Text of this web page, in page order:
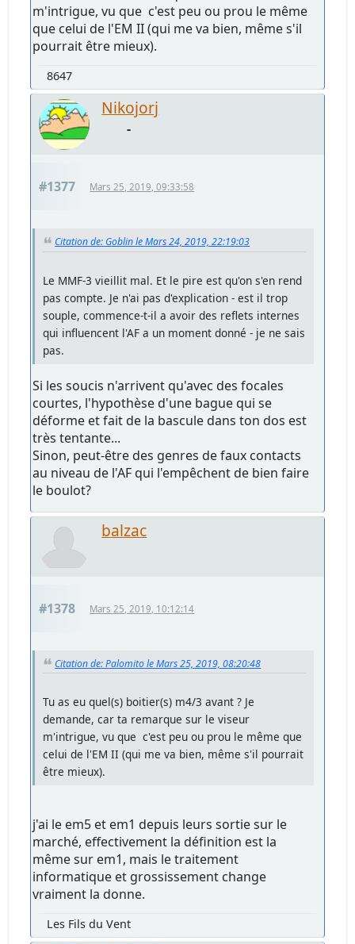
m'intrigue, vu que c'est peu ou prou le même
que celui de l'EM II (qui me va bien, même s'il
pourrait être mieux).
8647
Nikojorj
-
#1377 Mars 25, 2019, 09:33:58
Citation de: Goblin le Mars 24, 2019, 22:19:03
Le MMF-3 vieillit mal. Et le pire est qu'on s'en rend
pas compte. Je n'ai pas d'explication - est il trop
souple, commence-t-il a avoir des reflets internes
qui influencent l'AF a un moment donné - je ne sais
pas.
Si les soucis n'arrivent qu'avec des focales
courtes, l'hypothèse d'une bague qui se
déforme et fait de la bascule dans ton dos est
très tentante...
Sinon, peut-être des genres de faux contacts
au niveau de l'AF qui l'empêchent de bien faire
le boulot?
balzac
#1378 Mars 25, 2019, 10:12:14
Citation de: Palomito le Mars 25, 2019, 08:20:48
Tu as eu quel(s) boitier(s) m4/3 avant ? Je
demande, car ta remarque sur le viseur
m'intrigue, vu que c'est peu ou prou le même que
celui de l'EM II (qui me va bien, même s'il pourrait
être mieux).
j'ai le em5 et em1 depuis leurs sortie sur le
marché, effectivement la définition est la
même sur em1, mais le traitement
informatique et grossissement change
vraiment la donne.
Les Fils du Vent